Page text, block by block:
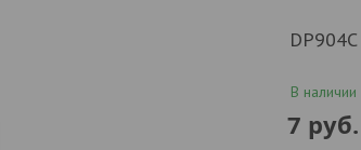
DP904C
В наличии
7 руб.